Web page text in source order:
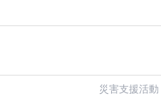
災害支援活動